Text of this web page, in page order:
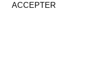
ACCEPTER